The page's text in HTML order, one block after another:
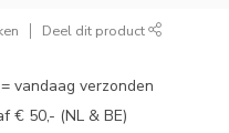
Deel dit product
vandaag verzonden
€ 50,- (NL & BE)